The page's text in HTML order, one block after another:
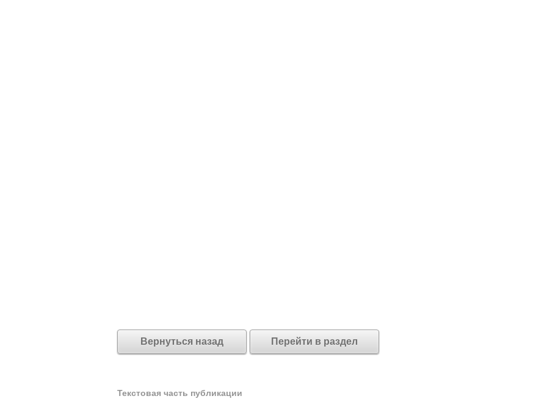
Вернуться назад Перейти в раздел
Текстовая часть публикации